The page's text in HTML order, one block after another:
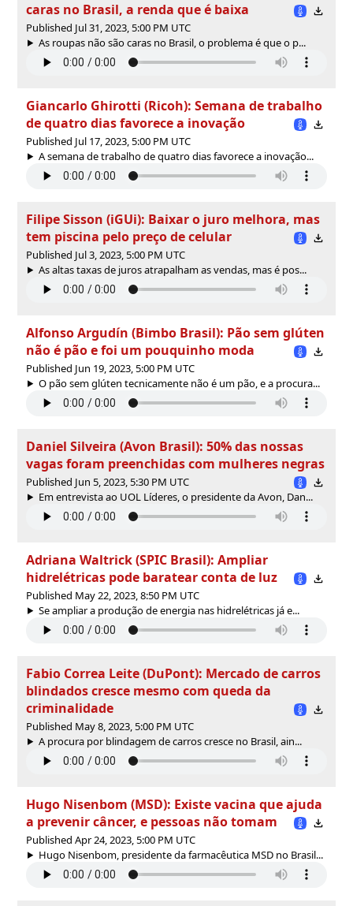
caras no Brasil, a renda que é baixa
Published Jul 31, 2023, 5:00 PM UTC
As roupas não são caras no Brasil, o problema é que o p...
Giancarlo Ghirotti (Ricoh): Semana de trabalho
de quatro dias favorece a inovação
Published Jul 17, 2023, 5:00 PM UTC
A semana de trabalho de quatro dias favorece a inovação...
Filipe Sisson (iGUi): Baixar o juro melhora, mas
tem piscina pelo preço de celular
Published Jul 3, 2023, 5:00 PM UTC
As altas taxas de juros atrapalham as vendas, mas é pos...
Alfonso Argudín (Bimbo Brasil): Pão sem glúten
não é pão e foi um pouquinho moda
Published Jun 19, 2023, 5:00 PM UTC
O pão sem glúten tecnicamente não é um pão, e a procura...
Daniel Silveira (Avon Brasil): 50% das nossas
vagas foram preenchidas com mulheres negras
Published Jun 5, 2023, 5:30 PM UTC
Em entrevista ao UOL Líderes, o presidente da Avon, Dan...
Adriana Waltrick (SPIC Brasil): Ampliar
hidrelétricas pode baratear conta de luz
Published May 22, 2023, 8:50 PM UTC
Se ampliar a produção de energia nas hidrelétricas já e...
Fabio Correa Leite (DuPont): Mercado de carros
blindados cresce mesmo com queda da
criminalidade
Published May 8, 2023, 5:00 PM UTC
A procura por blindagem de carros cresce no Brasil, ain...
Hugo Nisenbom (MSD): Existe vacina que ajuda
a prevenir câncer, e pessoas não tomam
Published Apr 24, 2023, 5:00 PM UTC
Hugo Nisenbom, presidente da farmacêutica MSD no Brasil...